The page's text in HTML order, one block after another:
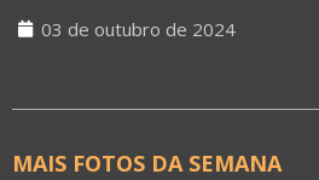
03 de outubro de 2024
MAIS FOTOS DA SEMANA